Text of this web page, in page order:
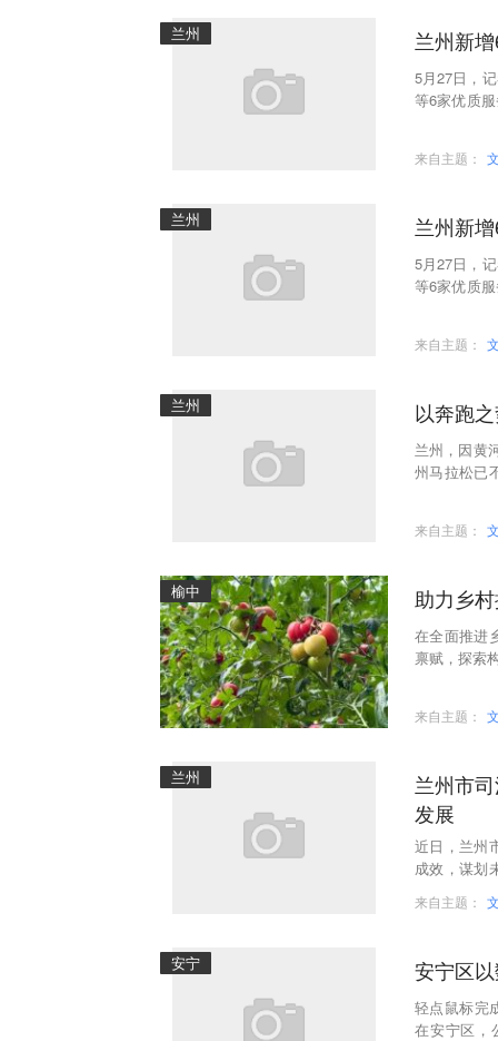
兰州 兰州新
5月27日，
等6家优质
来自主题：
兰州 兰州新
5月27日，
等6家优质
来自主题：
兰州 以奔跑
兰州，因黄
州马拉松已
来自主题：
榆中 助力乡
在全面推进
禀赋，探索
来自主题：
兰州
兰州市
发展
近日，兰州
成效，谋划
来自主题：
安宁 安宁区
轻点鼠标完
在安宁区，